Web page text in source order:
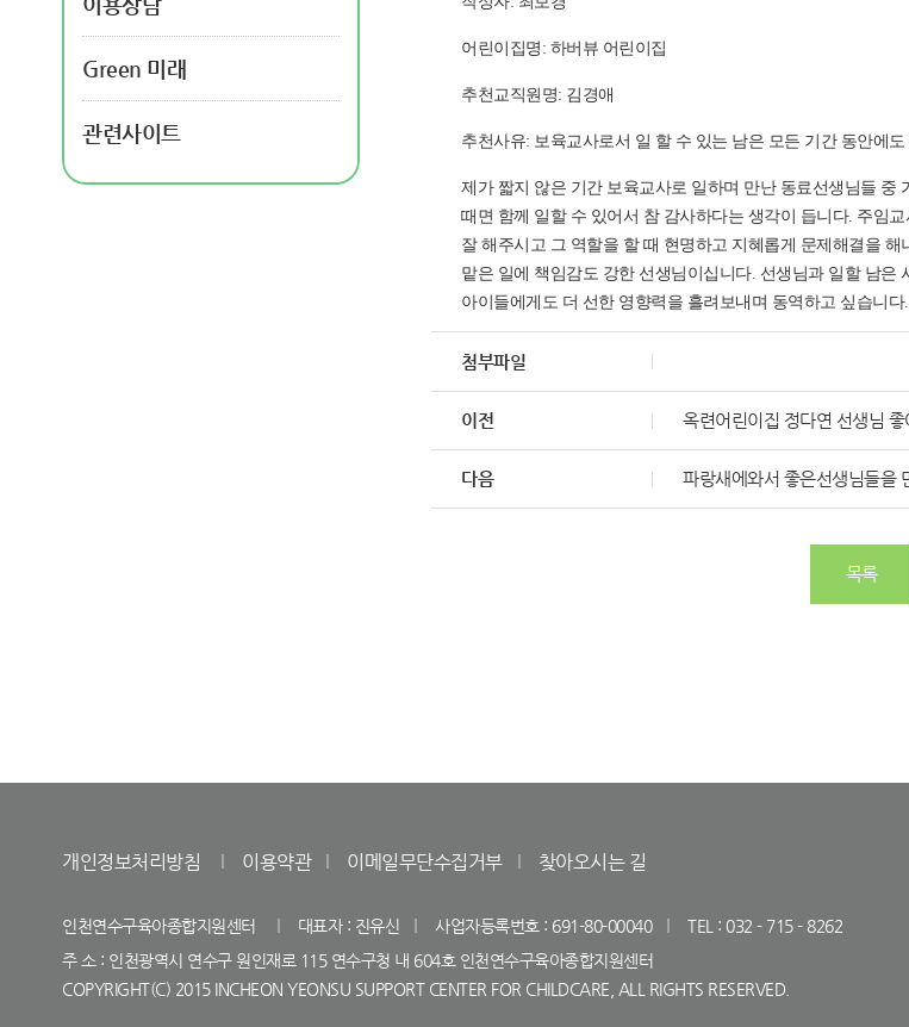
Green 미래
관련사이트
어린이집명: 하버뷰 어린이집
추천교직원명: 김경애
추천사유: 보육교사로서 일 할 수 있는 남은 모든 기간 동안에
제가 짧지 않은 기간 보육교사로 일하며 만난 동료선생님들
때면 함께 일할 수 있어서 참 감사하다는 생각이 듭니다. 주임
잘 해주시고 그 역할을 할 때 현명하고 지혜롭게 문제해결을
맡은 일에 책임감도 강한 선생님이십니다. 선생님과 일할 남
아이들에게도 더 선한 영향력을 흘려보내며 동역하고 싶습니
첨부파일
이전 옥련어린이집 정다연 선생님 좋
다음 파랑새에와서 좋은선생님들을
목록
개인정보처리방침 이용약관 이메일무단수집거부 찾아오시는 길
인천연수구육아종합지원센터 대표자 : 진유신 사업자등록번호 : 691-80-00040
TEL : 032 - 715 - 8262
주 소 : 인천광역시 연수구 원인재로 115 연수구청 내 604호 인천연수구육아종합지원센터
COPYRIGHT(C) 2015 INCHEON YEONSU SUPPORT CENTER FOR CHILDCARE, ALL RIGHTS RESERVED.